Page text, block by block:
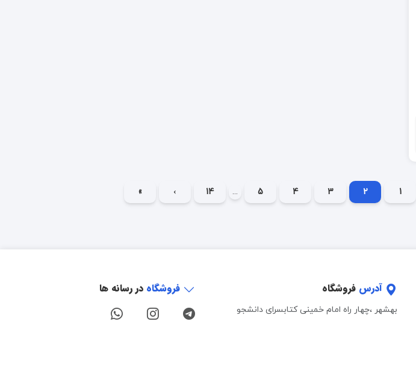
1
2
3
4
5
...
14
›
»
آدرس فروشگاه
بهشهر ،چهار راه امام خمینی کتابسرای دانشجو
فروشگاه در رسانه ها